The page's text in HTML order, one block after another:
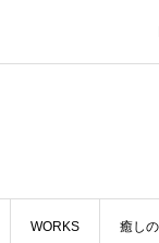
WORKS 癒し